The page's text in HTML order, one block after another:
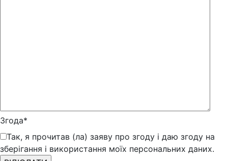
Згода*
Так, я прочитав (ла) заяву про згоду і даю згоду на
зберігання і використання моїх персональних даних.